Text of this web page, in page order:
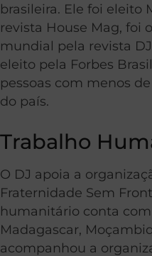
brasileira. Ele foi eleito
revista House Mag, foi
mundial pela revista
eleito pela Forbes
pessoas com menos
do país.
Trabalho
O DJ apoia a
Fraternidade Sem
humanitário conta
Madagascar,
acompanhou a